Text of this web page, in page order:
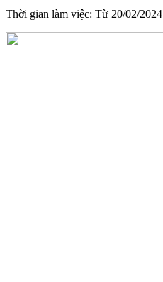
Thời gian làm việc: Từ 20/02/2024